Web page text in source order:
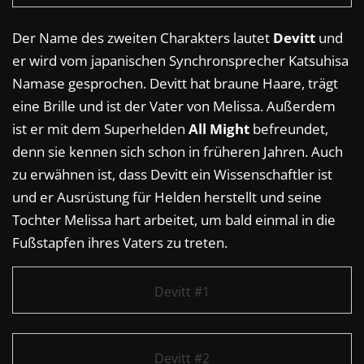
Der Name des zweiten Charakters lautet Devitt und
er wird vom japanischen Synchronsprecher Katsuhisa
Namase gesprochen. Devitt hat braune Haare, trägt
eine Brille und ist der Vater von Melissa. Außerdem
ist er mit dem Superhelden All Might befreundet,
denn sie kennen sich schon in früheren Jahren. Auch
zu erwähnen ist, dass Devitt ein Wissenschaftler ist
und er Ausrüstung für Helden herstellt und seine
Tochter Melissa hart arbeitet, um bald einmal in die
Fußstapfen ihres Vaters zu treten.
Devitt #1
Devitt #2